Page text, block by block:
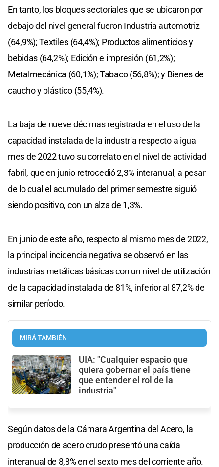
En tanto, los bloques sectoriales que se ubicaron por
debajo del nivel general fueron Industria automotriz
(64,9%); Textiles (64,4%); Productos alimenticios y
bebidas (64,2%); Edición e impresión (61,2%);
Metalmecánica (60,1%); Tabaco (56,8%); y Bienes de
caucho y plástico (55,4%).
La baja de nueve décimas registrada en el uso de la
capacidad instalada de la industria respecto a igual
mes de 2022 tuvo su correlato en el nivel de actividad
fabril, que en junio retrocedió 2,3% interanual, a pesar
de lo cual el acumulado del primer semestre siguió
siendo positivo, con un alza de 1,3%.
En junio de este año, respecto al mismo mes de 2022,
la principal incidencia negativa se observó en las
industrias metálicas básicas con un nivel de utilización
de la capacidad instalada de 81%, inferior al 87,2% de
similar período.
MIRÁ TAMBIÉN
UIA: "Cualquier espacio que
quiera gobernar el país tiene
que entender el rol de la
industria"
Según datos de la Cámara Argentina del Acero, la
producción de acero crudo presentó una caída
interanual de 8,8% en el sexto mes del corriente año.